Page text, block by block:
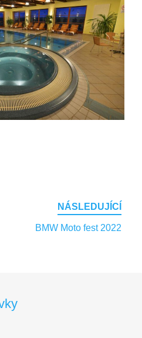
NÁSLEDUJÍCÍ
BMW Moto fest 2022